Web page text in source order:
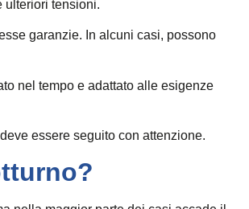
ulteriori tensioni.
garanzie. In alcuni casi, possono
nel tempo e adattato alle esigenze
essere seguito con attenzione.